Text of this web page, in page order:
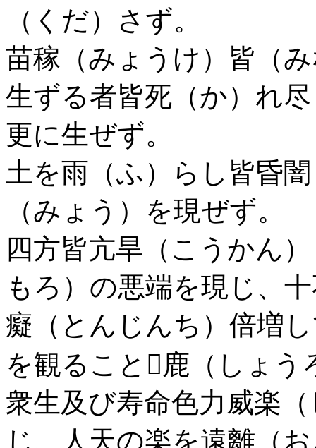
（くだ）さず。
苗稼（みょうけ）皆（
生ずる者皆死（か）れ
更に生ぜず。
土を雨（ふ）らし皆昏
（みょう）を現ぜず。
四方皆亢旱（こうかん
もろ）の悪端を現じ、
癡（とんじんち）倍増
を観ること鹿（しょう
衆生及び寿命色力威楽
じ、人天の楽を遠離（